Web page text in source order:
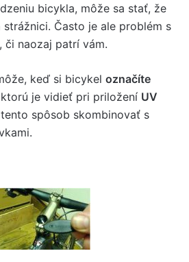
bicykla, môže sa stať, že
Často je ale problém s
či naozaj patrí vám.
keď si bicykel označíte
je vidieť pri priložení UV
spôsob skombinovať s